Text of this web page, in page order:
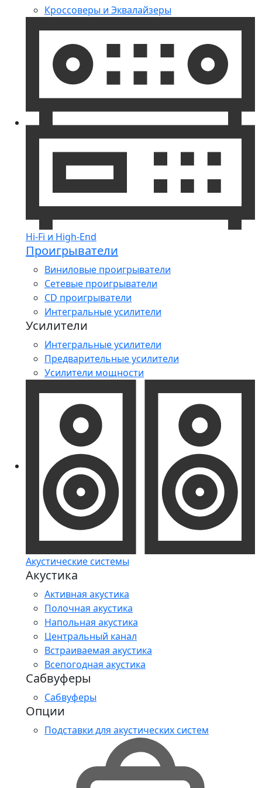
Кроссоверы и Эквалайзеры
Hi-Fi и High-End
Проигрыватели
Виниловые проигрыватели
Сетевые проигрыватели
CD проигрыватели
Интегральные усилители
Усилители
Интегральные усилители
Предварительные усилители
Усилители мощности
Акустические системы
Акустика
Активная акустика
Полочная акустика
Напольная акустика
Центральный канал
Встраиваемая акустика
Всепогодная акустика
Сабвуферы
Сабвуферы
Опции
Подставки для акустических систем